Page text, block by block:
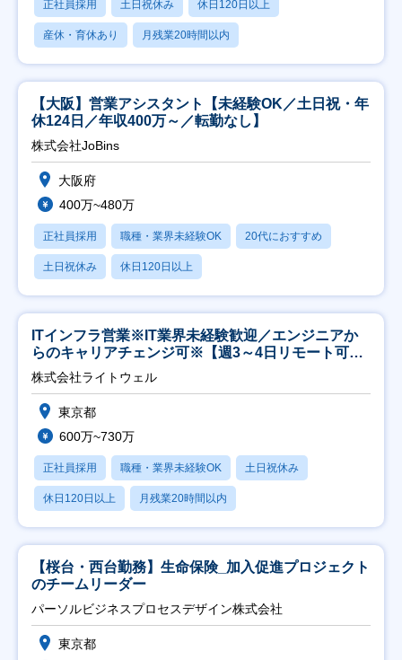
正社員採用 土日祝休み 休日120日以上
産休・育休あり 月残業20時間以内
【大阪】営業アシスタント【未経験OK／土日祝・年
休124日／年収400万～／転勤なし】
株式会社JoBins
大阪府
400万~480万
正社員採用 職種・業界未経験OK 20代におすすめ
土日祝休み 休日120日以上
ITインフラ営業※IT業界未経験歓迎／エンジニアか
らのキャリアチェンジ可※【週3～4日リモート可
能】
株式会社ライトウェル
東京都
600万~730万
正社員採用 職種・業界未経験OK 土日祝休み
休日120日以上 月残業20時間以内
【桜台・西台勤務】生命保険_加入促進プロジェクト
のチームリーダー
パーソルビジネスプロセスデザイン株式会社
東京都